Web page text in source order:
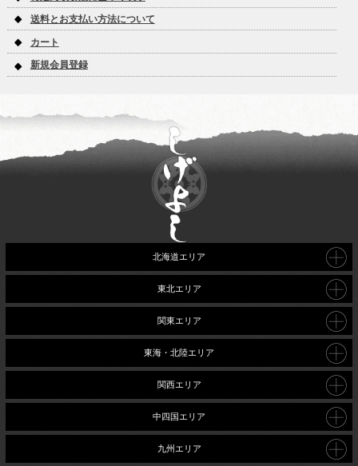
送料とお支払い方法について
カート
新規会員登録
北海道エリア
東北エリア
関東エリア
東海・北陸エリア
関西エリア
中四国エリア
九州エリア